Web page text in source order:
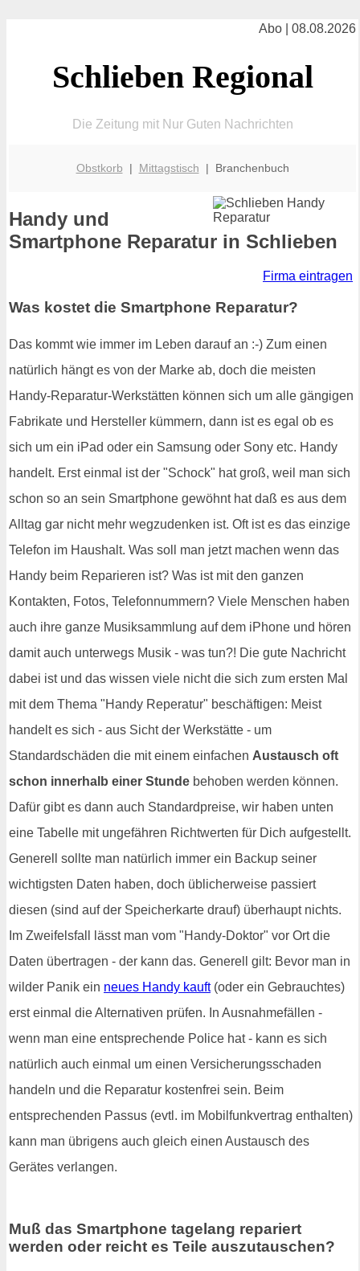
Abo | 08.08.2026
Schlieben Regional
Die Zeitung mit Nur Guten Nachrichten
Obstkorb | Mittagstisch | Branchenbuch
Handy und
Smartphone Reparatur in Schlieben
Firma eintragen
Was kostet die Smartphone Reparatur?
Das kommt wie immer im Leben darauf an :-) Zum einen
natürlich hängt es von der Marke ab, doch die meisten
Handy-Reparatur-Werkstätten können sich um alle gängigen
Fabrikate und Hersteller kümmern, dann ist es egal ob es
sich um ein iPad oder ein Samsung oder Sony etc. Handy
handelt. Erst einmal ist der "Schock" hat groß, weil man sich
schon so an sein Smartphone gewöhnt hat daß es aus dem
Alltag gar nicht mehr wegzudenken ist. Oft ist es das einzige
Telefon im Haushalt. Was soll man jetzt machen wenn das
Handy beim Reparieren ist? Was ist mit den ganzen
Kontakten, Fotos, Telefonnummern? Viele Menschen haben
auch ihre ganze Musiksammlung auf dem iPhone und hören
damit auch unterwegs Musik - was tun?! Die gute Nachricht
dabei ist und das wissen viele nicht die sich zum ersten Mal
mit dem Thema "Handy Reperatur" beschäftigen: Meist
handelt es sich - aus Sicht der Werkstätte - um
Standardschäden die mit einem einfachen Austausch oft
schon innerhalb einer Stunde behoben werden können.
Dafür gibt es dann auch Standardpreise, wir haben unten
eine Tabelle mit ungefähren Richtwerten für Dich aufgestellt.
Generell sollte man natürlich immer ein Backup seiner
wichtigsten Daten haben, doch üblicherweise passiert
diesen (sind auf der Speicherkarte drauf) überhaupt nichts.
Im Zweifelsfall lässt man vom "Handy-Doktor" vor Ort die
Daten übertragen - der kann das. Generell gilt: Bevor man in
wilder Panik ein neues Handy kauft(oder ein Gebrauchtes)
erst einmal die Alternativen prüfen. In Ausnahmefällen -
wenn man eine entsprechende Police hat - kann es sich
natürlich auch einmal um einen Versicherungsschaden
handeln und die Reparatur kostenfrei sein. Beim
entsprechenden Passus (evtl. im Mobilfunkvertrag enthalten)
kann man übrigens auch gleich einen Austausch des
Gerätes verlangen.
Muß das Smartphone tagelang repariert
werden oder reicht es Teile auszutauschen?